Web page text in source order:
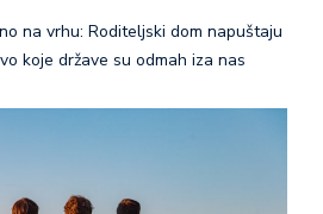
na vrhu: Roditeljski dom napuštaju
koje države su odmah iza nas